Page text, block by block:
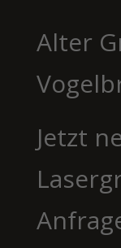
Alter
Jetzt